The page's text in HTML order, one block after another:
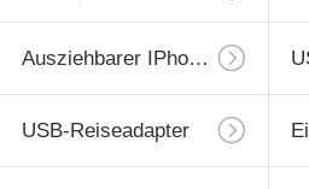
Ausziehbarer IPhone-Lader
USB-Reiseadapter